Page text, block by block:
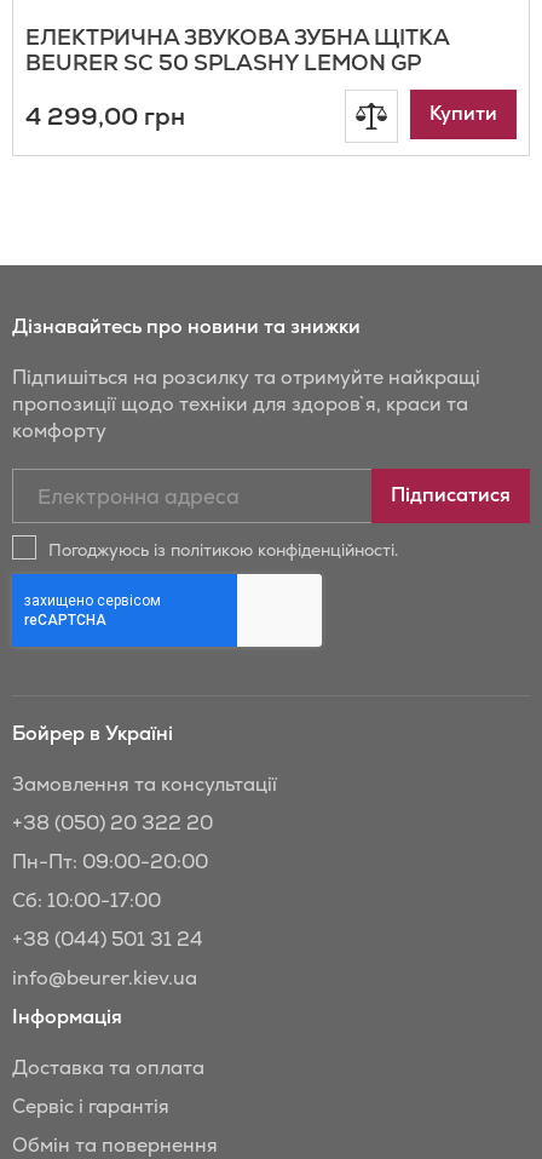
ЕЛЕКТРИЧНА ЗВУКОВА ЗУБНА ЩІТКА
BEURER SC 50 SPLASHY LEMON GP
4 299,00 грн
Додати
Купити
Дізнавайтесь про новини та знижки
Підпишіться на розсилку та отримуйте найкращі
пропозиції щодо техніки для здоров`я, краси та
комфорту
новини
та
Бойрер:
Підписатися
Погоджуюсь із політикою конфіденційності.
Бойрер в Україні
Замовлення та консультації
+38 (050) 20 322 20
Пн-Пт: 09:00-20:00
Сб: 10:00-17:00
+38 (044) 501 31 24
info@beurer.kiev.ua
Інформація
Доставка та оплата
Сервіс і гарантія
Обмін та повернення